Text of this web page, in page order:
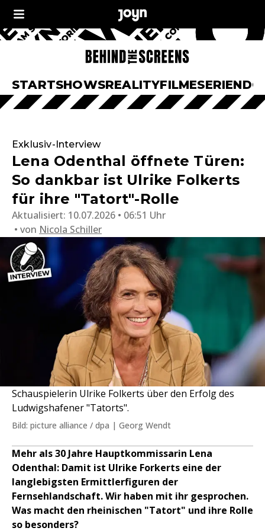
STARTSHOWSREALITYFILMESERIEN
Exklusiv-Interview
Lena Odenthal öffnete Türen:
So dankbar ist Ulrike Folkerts
für ihre "Tatort"-Rolle
Aktualisiert: 10.07.2026 • 06:51 Uhr
von Nicola Schiller
Schauspielerin Ulrike Folkerts über den Erfolg des
Ludwigshafener "Tatorts".
Bild: picture alliance / dpa | Georg Wendt
Mehr als 30 Jahre Hauptkommissarin Lena
Odenthal: Damit ist Ulrike Forkerts eine der
langlebigsten Ermittlerfiguren der
Fernsehlandschaft. Wir haben mit ihr gesprochen.
Was macht den rheinischen "Tatort" und ihre Rolle
so besonders?